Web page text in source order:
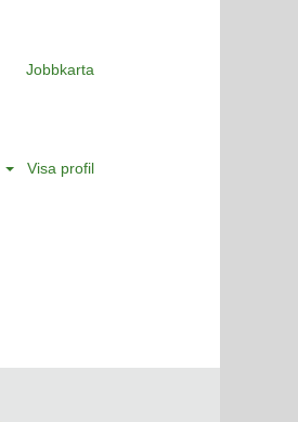
Jobbkarta
Visa profil